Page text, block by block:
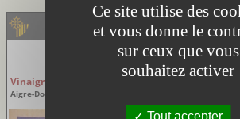
LA BOUTIQUE -
Découvrez notre
du Languedoc-
Vinaigres
Aigre-Doux Sud Cévennes
Ce site utilise des
et vous donne le
sur ceux que vous
souhaitez activer
Tout accepter